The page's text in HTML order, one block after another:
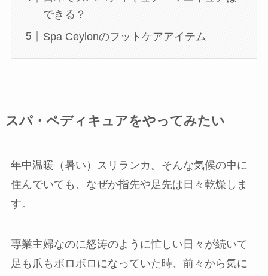
できる？
Spa Ceylonのフットケアアイテム
スパ・ペディキュアをやってみたい
年中温暖（暑い）スリランカ。そんな気候の中に
住んでいても、なぜか指先や足先は日々乾燥しま
す。
専業主婦なのに怒涛のように忙しい日々が続いて
足も爪もボロボロになっていた時、前々から気に